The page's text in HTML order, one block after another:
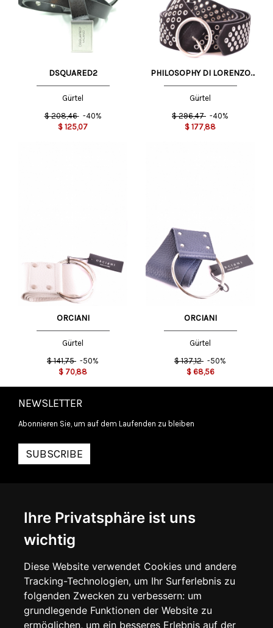
Ihre Privatsphäre ist uns
wichtig
Diese Website verwendet Cookies und andere
Tracking-Technologien, um Ihr Surferlebnis zu
folgenden Zwecken zu verbessern: um
grundlegende Funktionen der Website zu
ermöglichen, um ein besseres Erlebnis auf der
DSQUARED2
Gürtel
$ 208,46 -40%
$ 125,07
PHILOSOPHY DI LORENZO
SERAFINI
Gürtel
$ 296,47 -40%
$ 177,88
ORCIANI
Gürtel
$ 141,75 -50%
$ 70,88
ORCIANI
Gürtel
$ 137,12 -50%
$ 68,56
NEWSLETTER
Abonnieren Sie, um auf dem Laufenden zu bleiben
SUBSCRIBE
ÜBER UNS
KONTAKTIEREN SIE UNS
ALLGEMEINE GESCHÄFTSBEDINGUNGEN
LIEFERINFORMATIONEN
DATENSCHUTZERKLÄRUNG
COOKIE-RICHTLINIE
MEIN KONTO